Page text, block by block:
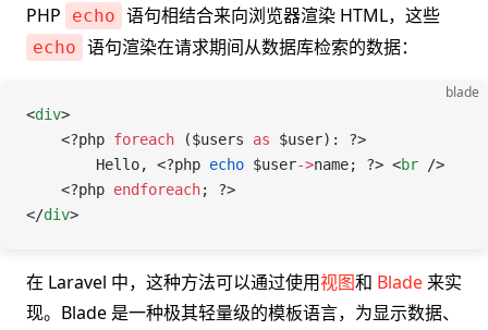
PHP
echo 语句相结合来向浏览器渲染 HTML，这些
echo 语句渲染在请求期间从数据库检索的数据：
blade
<div>
    <?php
foreach ($users as $user): ?>
        Hello,
<?php echo $user->name; ?> <br />
    <?php
endforeach; ?>
</div>
在 Laravel 中，这种方法可以通过使用视图和 Blade 来实
现。Blade 是一种极其轻量级的模板语言，为显示数据、